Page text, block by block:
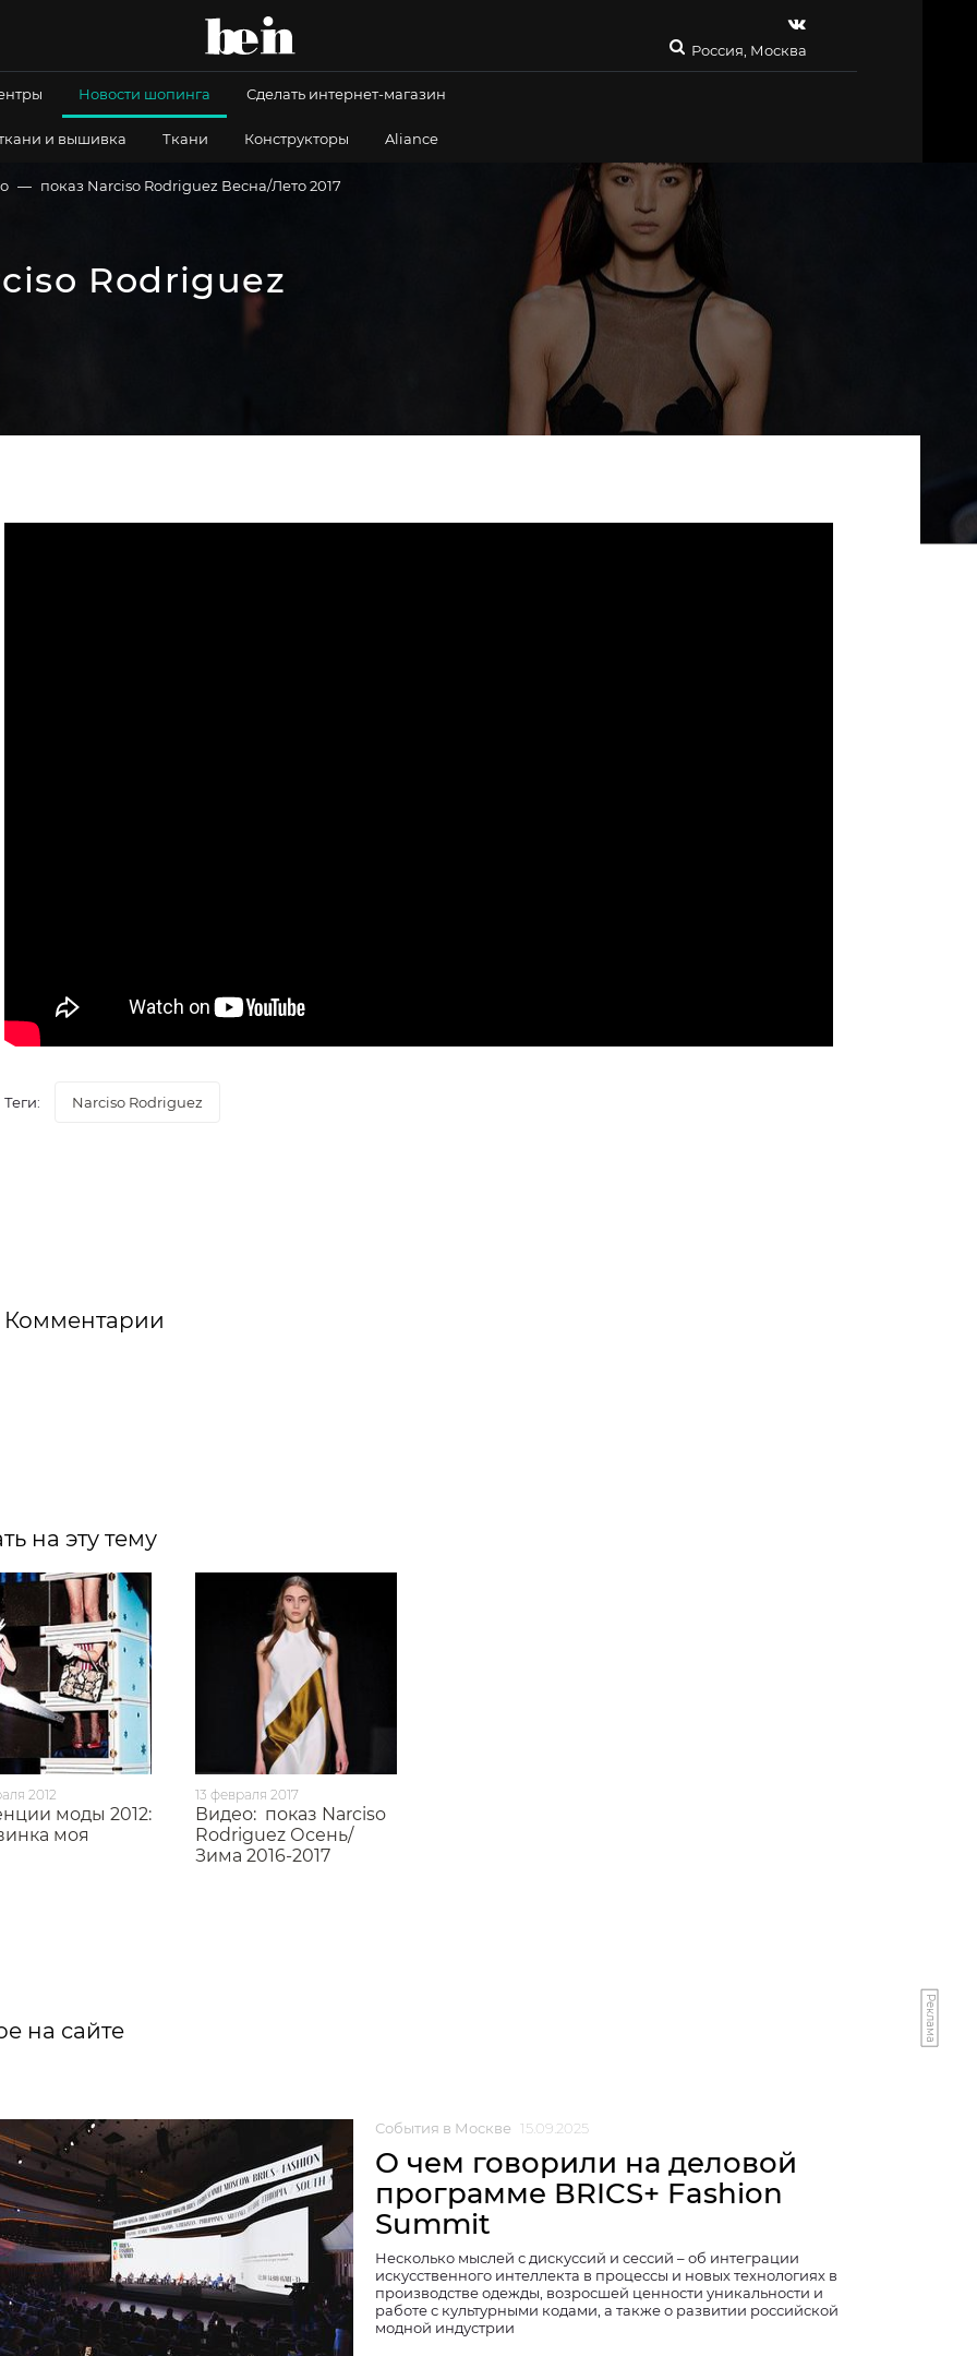
Россия, Москва
Новости шопинга Сделать интернет-магазин
и вышивка Ткани Конструкторы Aliance
показ Narciso Rodriguez Весна/Лето 2017
Rodriguez
Теги: Narciso Rodriguez
Комментарии
на эту тему
2012
моды 2012:
моя
13 февраля 2017
Видео: показ Narciso
Rodriguez Осень/
Зима 2016-2017
Реклама
на сайте
События в Москве 15.09.2025
О чем говорили на деловой
программе BRICS+ Fashion
Summit
Несколько мыслей с дискуссий и сессий – об интеграции
искусственного интеллекта в процессы и новых технологиях в
производстве одежды, возросшей ценности уникальности и
работе с культурными кодами, а также о развитии российской
модной индустрии